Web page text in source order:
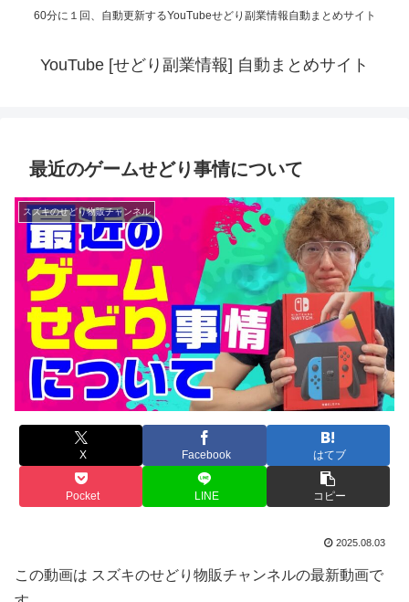
60分に１回、自動更新するYouTubeせどり副業情報自動まとめサイト
YouTube [せどり副業情報] 自動まとめサイト
最近のゲームせどり事情について
スズキのせどり物販チャンネル
X Facebook はてブ
Pocket LINE コピー
2025.08.03
この動画は スズキのせどり物販チャンネルの最新動画で